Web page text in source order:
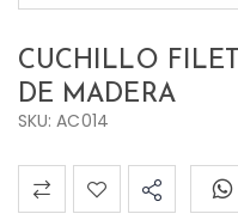
CUCHILLO
DE MADERA
SKU: AC014